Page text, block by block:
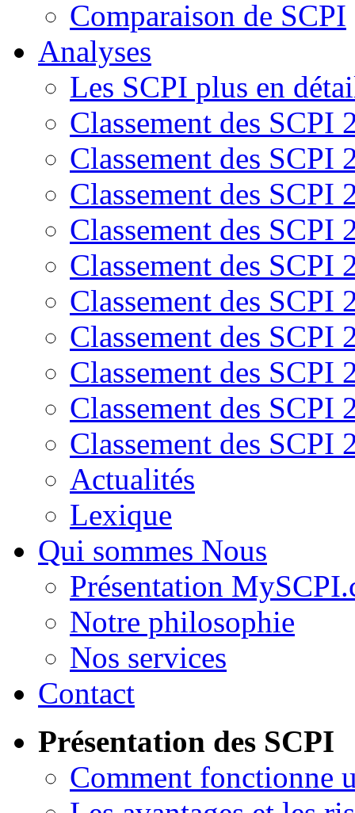
Comparaison de SCPI
Analyses
Les SCPI plus en
Classement des SCPI
Classement des SCPI
Classement des SCPI
Classement des SCPI
Classement des SCPI
Classement des SCPI
Classement des SCPI
Classement des SCPI
Classement des SCPI
Classement des SCPI
Actualités
Lexique
Qui sommes Nous
Présentation
Notre philosophie
Nos services
Contact
Présentation des SCPI
Comment fonctionne